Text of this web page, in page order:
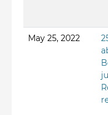
May 25, 2022